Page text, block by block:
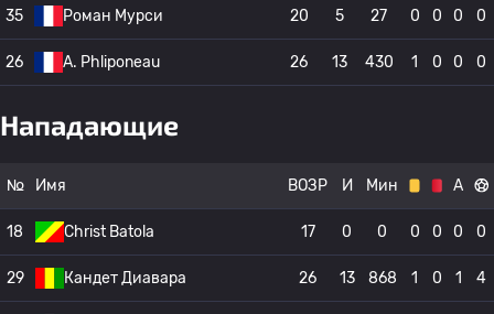
35 Роман Мурси 20 5 27 0 0 0 0
26 A. Phliponeau 26 13 430 1 0 0 0
Нападающие
№ Имя ВОЗР И Мин А
18 Christ Batola 17 0 0 0 0 0 0
29 Кандет Диавара 26 13 868 1 0 1 4